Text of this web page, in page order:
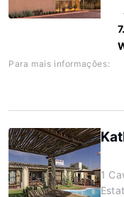
Para mais informações:
1